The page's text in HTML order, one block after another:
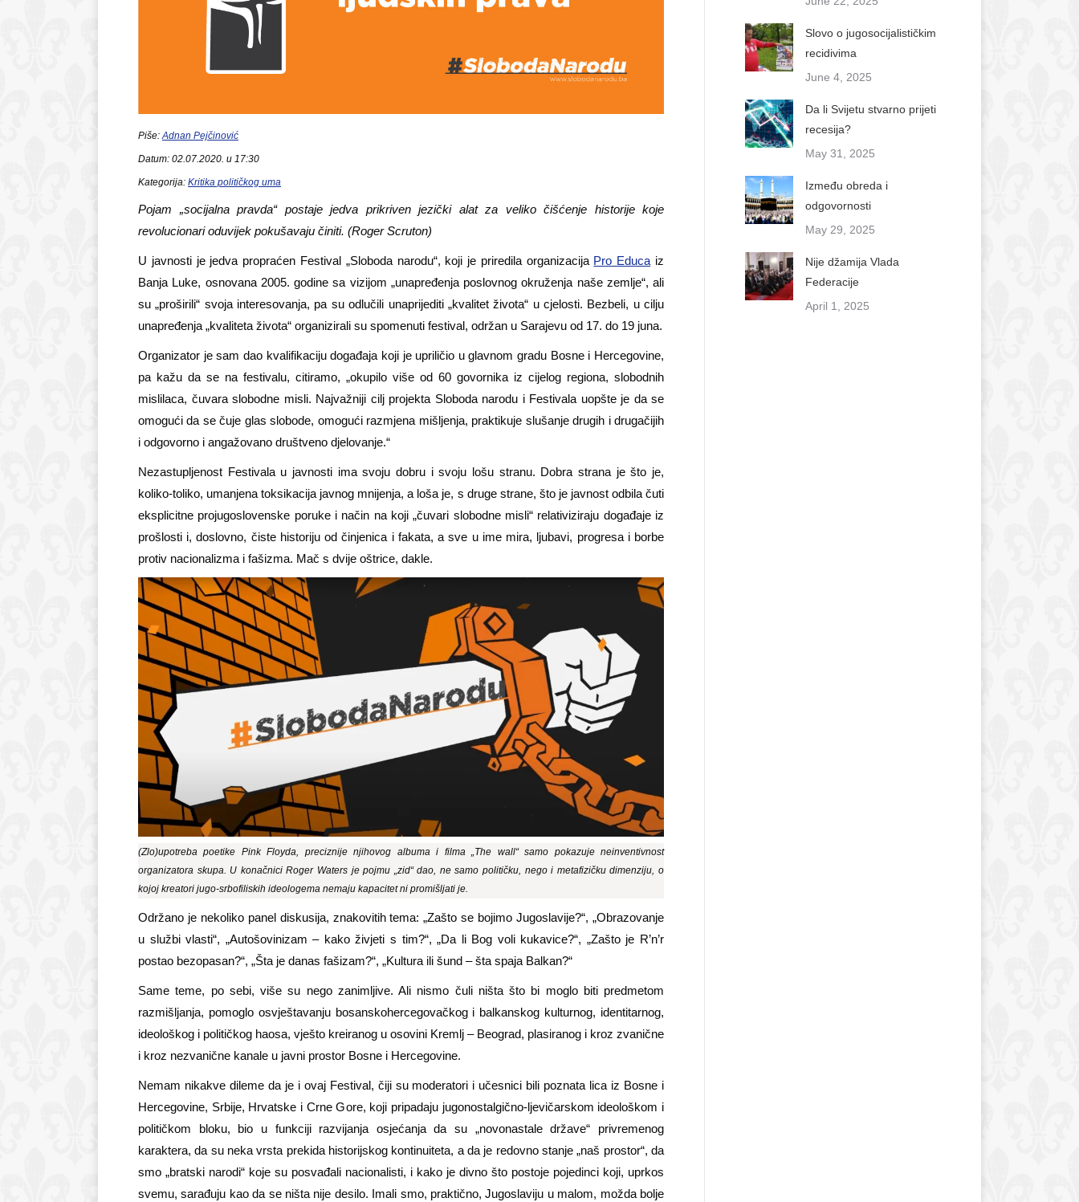
Piše:Adnan Pejčinović
Datum: 02.07.2020. u 17:30
Kategorija: Kritika političkog uma
Pojam „socijalna pravda“ postaje jedva prikriven jezički alat za veliko čišćenje historije koje
revolucionari oduvijek pokušavaju činiti. (Roger Scruton)
U javnosti je jedva propraćen Festival „Sloboda narodu“, koji je priredila organizacija Pro Educa iz
Banja Luke, osnovana 2005. godine sa vizijom „unapređenja poslovnog okruženja naše zemlje“, ali
su „proširili“ svoja interesovanja, pa su odlučili unaprijediti „kvalitet života“ u cjelosti. Bezbeli, u cilju
unapređenja „kvaliteta života“ organizirali su spomenuti festival, održan u Sarajevu od 17. do 19 juna.
Organizator je sam dao kvalifikaciju događaja koji je upriličio u glavnom gradu Bosne i Hercegovine,
pa kažu da se na festivalu, citiramo, „okupilo više od 60 govornika iz cijelog regiona, slobodnih
mislilaca, čuvara slobodne misli. Najvažniji cilj projekta Sloboda narodu i Festivala uopšte je da se
omogući da se čuje glas slobode, omogući razmjena mišljenja, praktikuje slušanje drugih i drugačijih
i odgovorno i angažovano društveno djelovanje.“
Nezastupljenost Festivala u javnosti ima svoju dobru i svoju lošu stranu. Dobra strana je što je,
koliko-toliko, umanjena toksikacija javnog mnijenja, a loša je, s druge strane, što je javnost odbila čuti
eksplicitne projugoslovenske poruke i način na koji „čuvari slobodne misli“ relativiziraju događaje iz
prošlosti i, doslovno, čiste historiju od činjenica i fakata, a sve u ime mira, ljubavi, progresa i borbe
protiv nacionalizma i fašizma. Mač s dvije oštrice, dakle.
(Zlo)upotreba poetike Pink Floyda, preciznije njihovog albuma i filma „The wall“ samo pokazuje neinventivnost
organizatora skupa. U konačnici Roger Waters je pojmu „zid“ dao, ne samo političku, nego i metafizičku dimenziju, o
kojoj kreatori jugo-srbofiliskih ideologema nemaju kapacitet ni promišljati je.
Održano je nekoliko panel diskusija, znakovitih tema: „Zašto se bojimo Jugoslavije?“, „Obrazovanje
u službi vlasti“, „Autošovinizam – kako živjeti s tim?“, „Da li Bog voli kukavice?“, „Zašto je R’n’r
postao bezopasan?“, „Šta je danas fašizam?“, „Kultura ili šund – šta spaja Balkan?“
Same teme, po sebi, više su nego zanimljive. Ali nismo čuli ništa što bi moglo biti predmetom
razmišljanja, pomoglo osvještavanju bosanskohercegovačkog i balkanskog kulturnog, identitarnog,
ideološkog i političkog haosa, vješto kreiranog u osovini Kremlj – Beograd, plasiranog i kroz zvanične
i kroz nezvanične kanale u javni prostor Bosne i Hercegovine.
Nemam nikakve dileme da je i ovaj Festival, čiji su moderatori i učesnici bili poznata lica iz Bosne i
Hercegovine, Srbije, Hrvatske i Crne Gore, koji pripadaju jugonostalgično-ljevičarskom ideološkom i
političkom bloku, bio u funkciji razvijanja osjećanja da su „novonastale države“ privremenog
karaktera, da su neka vrsta prekida historijskog kontinuiteta, a da je redovno stanje „naš prostor“, da
smo „bratski narodi“ koje su posvađali nacionalisti, i kako je divno što postoje pojedinci koji, uprkos
svemu, sarađuju kao da se ništa nije desilo. Imali smo, praktično, Jugoslaviju u malom, možda bolje
Slovo o jugosocijalističkim
recidivima
June 4, 2025
Da li Svijetu stvarno prijeti
recesija?
May 31, 2025
Između obreda i
odgovornosti
May 29, 2025
Nije džamija Vlada
Federacije
April 1, 2025